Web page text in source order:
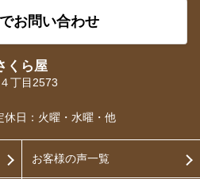
お問い合わせ
くら屋
丁目2573
休日：火曜・水曜・他
お客様の声一覧